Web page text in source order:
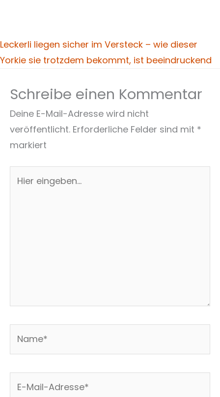
Leckerli liegen sicher im Versteck – wie dieser
Yorkie sie trotzdem bekommt, ist beeindruckend
Schreibe einen Kommentar
Deine E-Mail-Adresse wird nicht
veröffentlicht. Erforderliche Felder sind mit *
markiert
eingeben…